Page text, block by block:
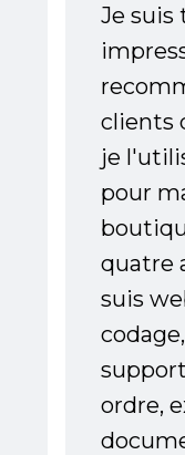
Je
clients
je
pour
quatre
suis
ordre,